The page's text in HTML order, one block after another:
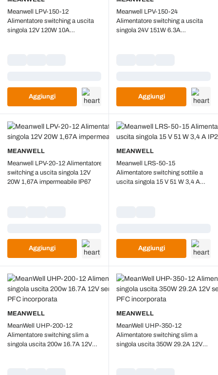
Meanwell LPV-150-12
Alimentatore switching a uscita
singola 12V 120W 10A
Aggiungi
Meanwell LPV-150-24
Alimentatore switching a uscita
singola 24V 151W 6.3A
Aggiungi
MEANWELL
Meanwell LPV-20-12 Alimentatore
switching a uscita singola 12V
20W 1,67A impermeabile IP67
Aggiungi
MEANWELL
Meanwell LRS-50-15
Alimentatore switching sottile a
uscita singola 15 V 51 W 3,4 A
Aggiungi
MEANWELL
MeanWell UHP-200-12
Alimentatore switching slim a
singola uscita 200w 16.7A 12V
MEANWELL
MeanWell UHP-350-12
Alimentatore switching slim a
singola uscita 350W 29.2A 12V